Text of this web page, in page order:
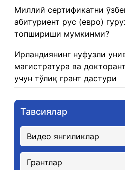
Миллий сертификатни
абитуриент рус (евро)
топшириши мумкинми?
Ирландиянинг нуфузли
магистратура ва
учун тўлиқ грант дастури
Тавсиялар
Видео янгиликлар
Грантлар